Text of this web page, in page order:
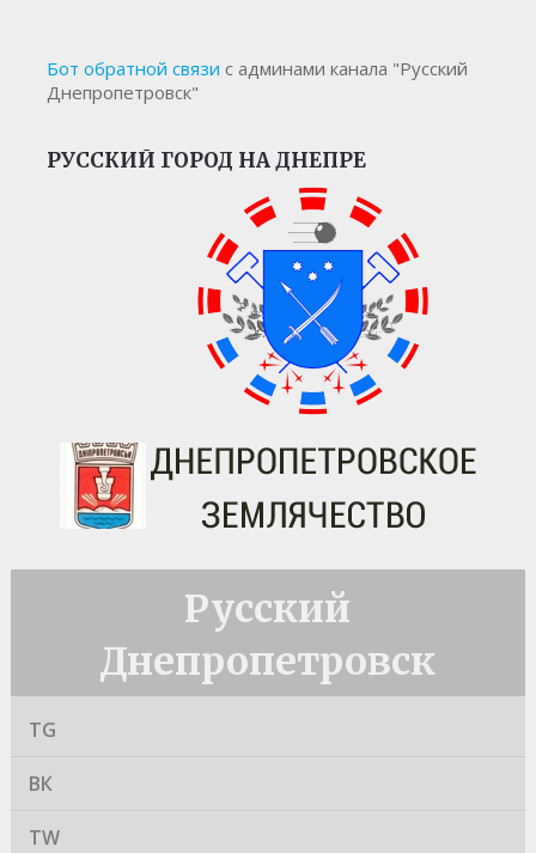
Бот обратной связи с админами канала "Русский
Днепропетровск"
РУССКИЙ ГОРОД НА ДНЕПРЕ
Русский
Днепропетровск
TG
ВК
TW